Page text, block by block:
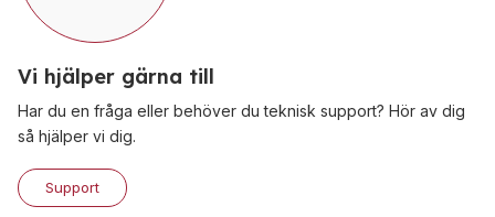
Vi hjälper gärna till
Har du en fråga eller behöver du teknisk support? Hör av dig
så hjälper vi dig.
Support